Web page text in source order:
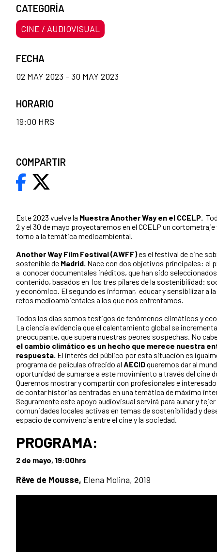
Este 2023 vuelve la Muestra Another Way en el CCELP.
2 y el 30 de mayo proyectaremos en el CCELP un
torno a la temática medioambiental.
Another Way Film Festival (AWFF)es el festival de cine
sostenible de Madrid. Nace con dos objetivos principales: el
a conocer documentales inéditos, que han sido
contenido, basados en los tres pilares de la sostenibilidad:
y económico. El segundo es informar, educar y sensibilizar a
retos medioambientales a los que nos enfrentamos.
Todos los días somos testigos de fenómenos climáticos y
La ciencia evidencia que el calentamiento global se
preocupante, que supera nuestras peores sospechas. No
el cambio climático es un hecho que merece nuestra
respuesta. El interés del público por esta situación es
programa de películas ofrecido al AECIDqueremos dar al
oportunidad de sumarse a este movimiento a través del cine
Queremos mostrar y compartir con profesionales e
de contar historias centradas en una temática de máximo
Seguramente este apoyo audiovisual servirá para aunar y
comunidades locales activas en temas de sostenibilidad y
espacio de convivencia entre el cine y la sociedad.
PROGRAMA:
2 de mayo, 19:00hrs
Rêve de Mousse, Elena Molina, 2019
CATEGORÍA
CINE / AUDIOVISUAL
FECHA
02 MAY 2023 - 30 MAY 2023
HORARIO
19:00 HRS
COMPARTIR